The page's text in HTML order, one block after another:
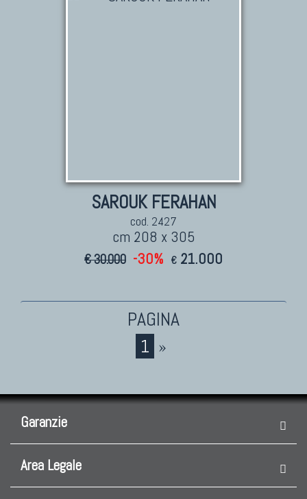
SAROUK FERAHAN
cod. 2427
cm 208 x 305
€ 30.000 -30% € 21.000
1 »
Garanzie
Area Legale